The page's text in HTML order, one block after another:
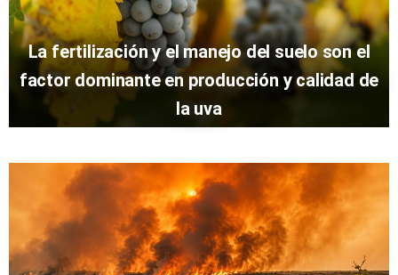
La fertilización y el manejo del suelo son el
factor dominante en producción y calidad de
la uva